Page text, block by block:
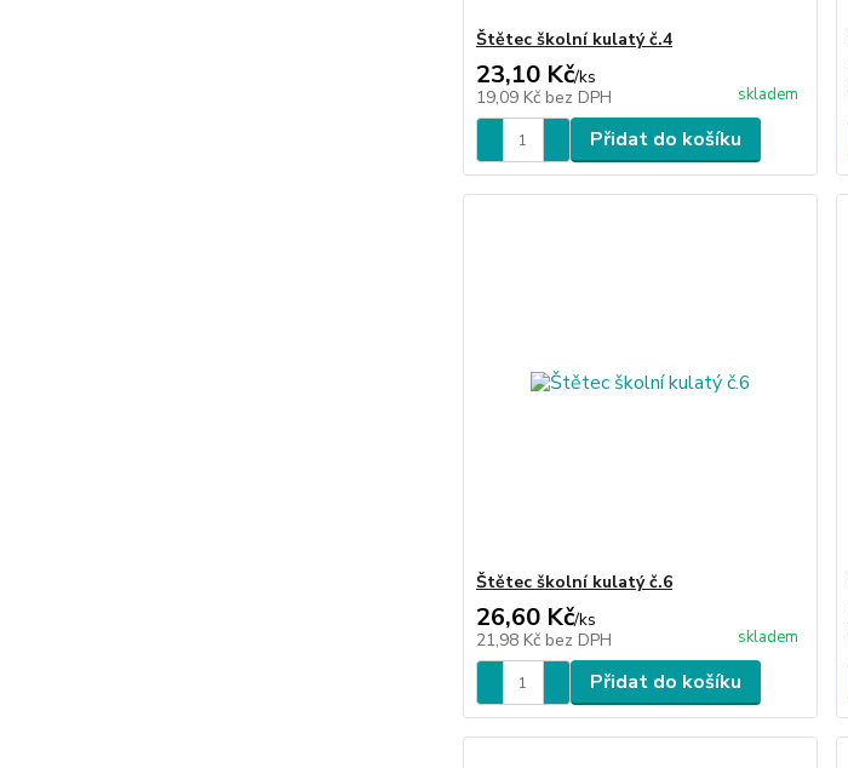
Štětec školní kulatý č.4
23,10 Kč/ks
19,09 Kč bez DPH skladem
Přidat do košíku
Štětec školní kulatý č.6
26,60 Kč/ks
21,98 Kč bez DPH skladem
Přidat do košíku